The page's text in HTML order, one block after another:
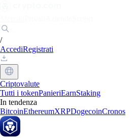
/
AccediRegistrati
Criptovalute
Tutti i tokenPanieriEarnStaking
In tendenza
BitcoinEthereumXRPDogecoinCronos